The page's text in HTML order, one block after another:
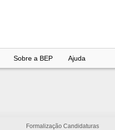
Sobre a BEP Ajuda
Formalização Candidaturas